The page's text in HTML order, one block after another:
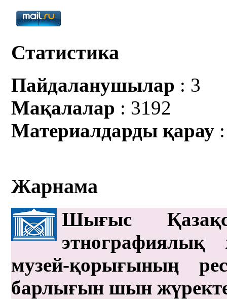
Статистика
Пайдаланушылар : 3
Мақалалар : 3192
Материалдарды қарау
Жарнама
Шығыс
этнографиялық
музей-қорығының
барлығын шын